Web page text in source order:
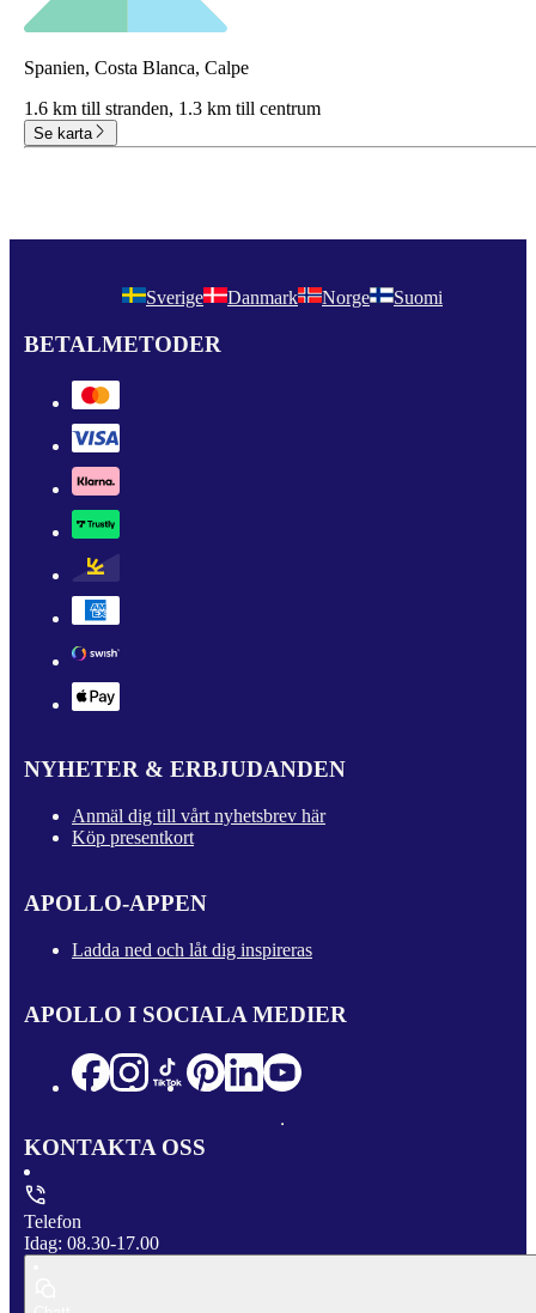
Spanien, Costa Blanca, Calpe
1.6 km till stranden, 1.3 km till centrum
Se karta
Sverige Danmark Norge Suomi
BETALMETODER
NYHETER & ERBJUDANDEN
Anmäl dig till vårt nyhetsbrev här
Köp presentkort
APOLLO-APPEN
Ladda ned och låt dig inspireras
APOLLO I SOCIALA MEDIER
KONTAKTA OSS
Telefon
Idag: 08.30-17.00